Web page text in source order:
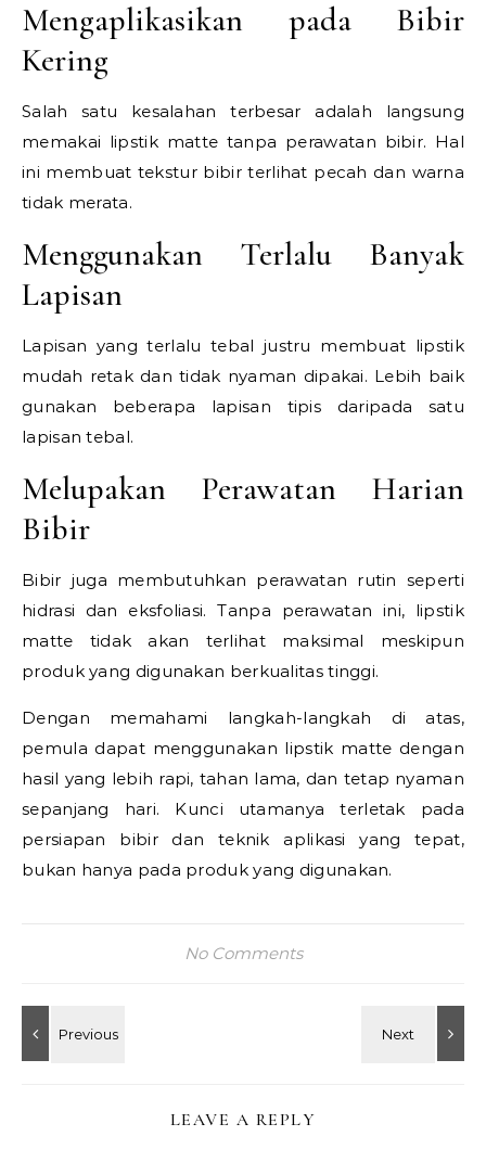
Mengaplikasikan pada Bibir
Kering
Salah satu kesalahan terbesar adalah langsung
memakai lipstik matte tanpa perawatan bibir. Hal
ini membuat tekstur bibir terlihat pecah dan warna
tidak merata.
Menggunakan Terlalu Banyak
Lapisan
Lapisan yang terlalu tebal justru membuat lipstik
mudah retak dan tidak nyaman dipakai. Lebih baik
gunakan beberapa lapisan tipis daripada satu
lapisan tebal.
Melupakan Perawatan Harian
Bibir
Bibir juga membutuhkan perawatan rutin seperti
hidrasi dan eksfoliasi. Tanpa perawatan ini, lipstik
matte tidak akan terlihat maksimal meskipun
produk yang digunakan berkualitas tinggi.
Dengan memahami langkah-langkah di atas,
pemula dapat menggunakan lipstik matte dengan
hasil yang lebih rapi, tahan lama, dan tetap nyaman
sepanjang hari. Kunci utamanya terletak pada
persiapan bibir dan teknik aplikasi yang tepat,
bukan hanya pada produk yang digunakan.
No Comments
LEAVE A REPLY